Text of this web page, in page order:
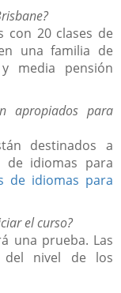
con 20 clases de
una familia de
media pensión
apropiados para
destinados a
de idiomas para
de idiomas para
el curso?
una prueba. Las
del nivel de los